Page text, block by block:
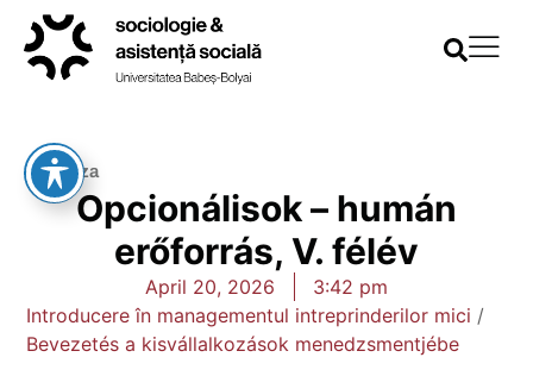
Vissza
Opcionálisok – humán
erőforrás, V. félév
April 20, 2026
3:42 pm
Introducere în managementul intreprinderilor mici /
Bevezetés a kisvállalkozások menedzsmentjébe